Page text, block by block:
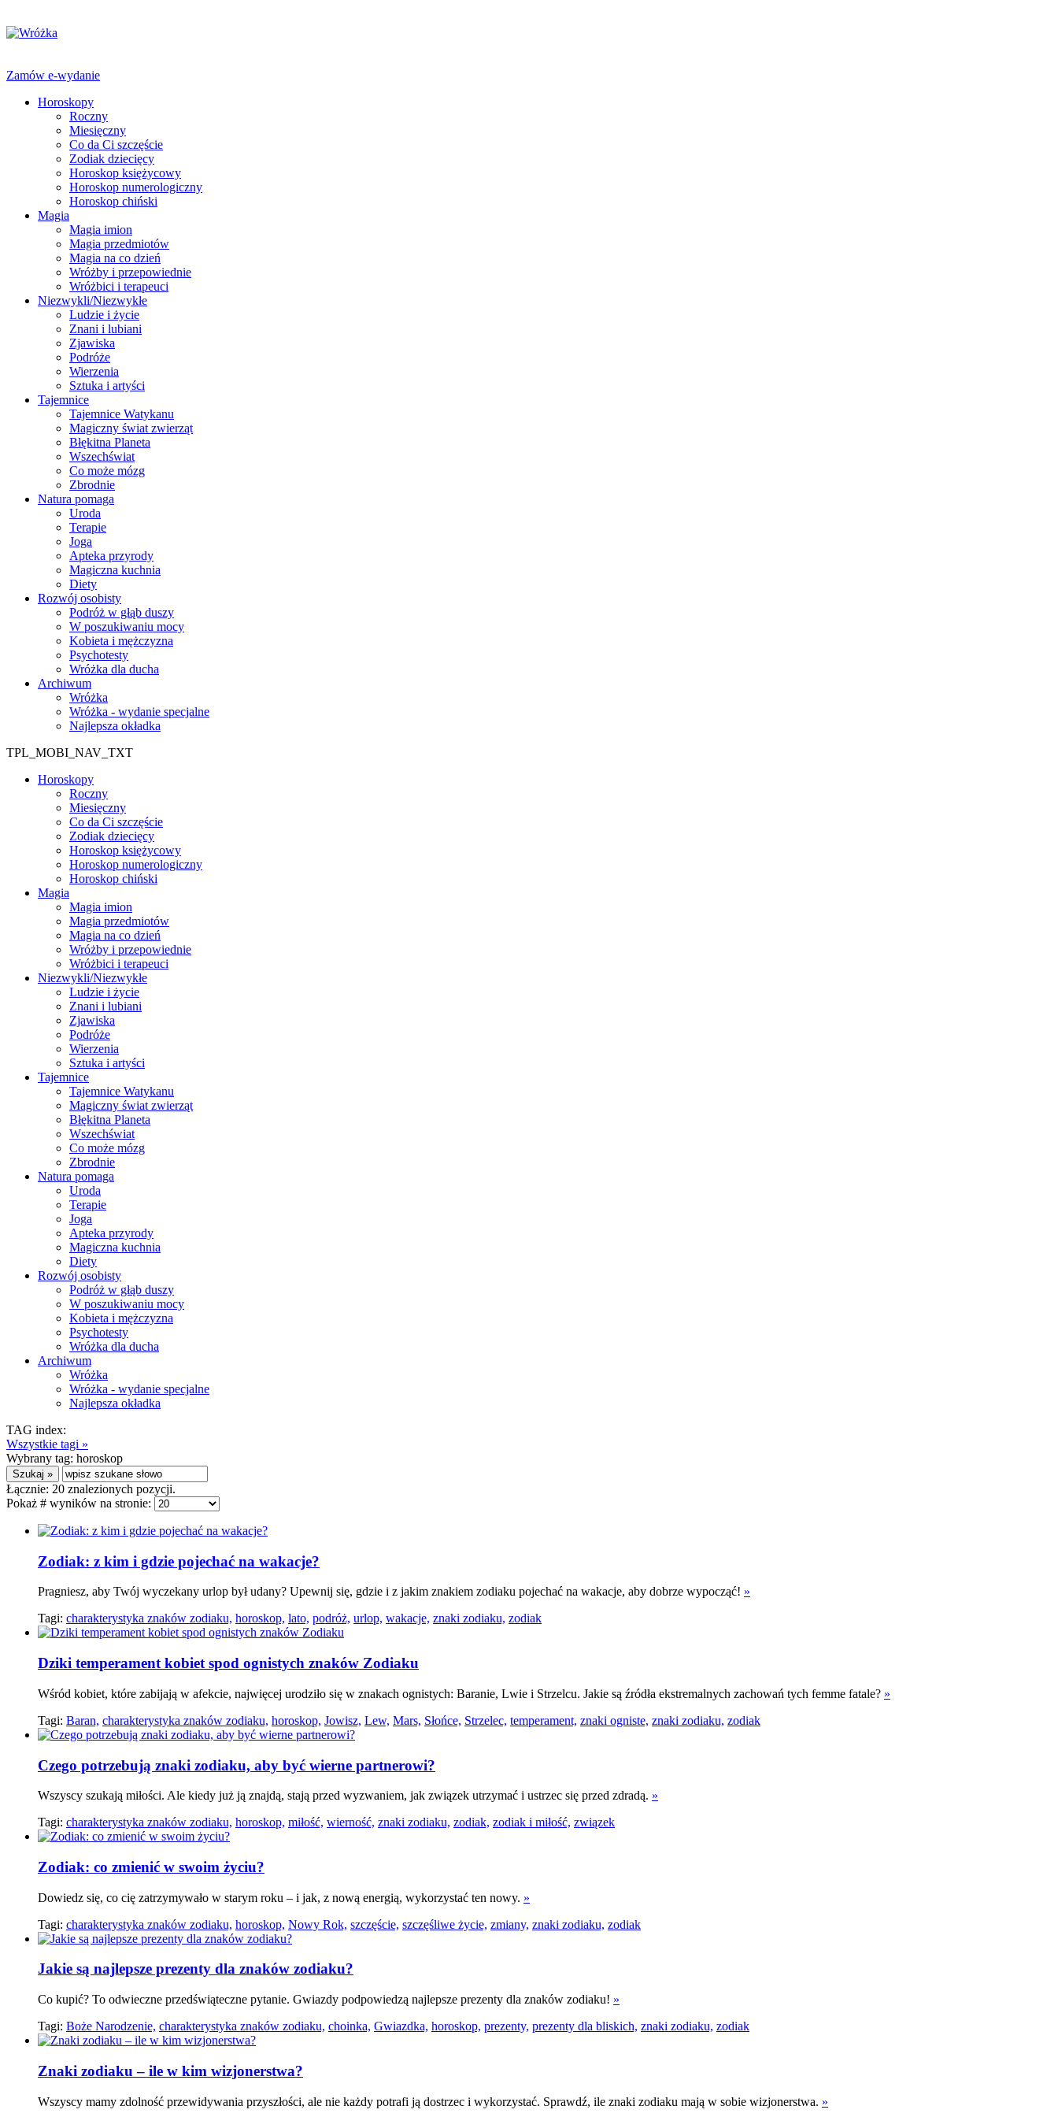
Zamów e-wydanie
Horoskopy
Roczny
Miesięczny
Co da Ci szczęście
Zodiak dziecięcy
Horoskop księżycowy
Horoskop numerologiczny
Horoskop chiński
Magia
Magia imion
Magia przedmiotów
Magia na co dzień
Wróżby i przepowiednie
Wróżbici i terapeuci
Niezwykli/Niezwykłe
Ludzie i życie
Znani i lubiani
Zjawiska
Podróże
Wierzenia
Sztuka i artyści
Tajemnice
Tajemnice Watykanu
Magiczny świat zwierząt
Błękitna Planeta
Wszechświat
Co może mózg
Zbrodnie
Natura pomaga
Uroda
Terapie
Joga
Apteka przyrody
Magiczna kuchnia
Diety
Rozwój osobisty
Podróż w głąb duszy
W poszukiwaniu mocy
Kobieta i mężczyzna
Psychotesty
Wróżka dla ducha
Archiwum
Wróżka
Wróżka - wydanie specjalne
Najlepsza okładka
TPL_MOBI_NAV_TXT
Horoskopy
Roczny
Miesięczny
Co da Ci szczęście
Zodiak dziecięcy
Horoskop księżycowy
Horoskop numerologiczny
Horoskop chiński
Magia
Magia imion
Magia przedmiotów
Magia na co dzień
Wróżby i przepowiednie
Wróżbici i terapeuci
Niezwykli/Niezwykłe
Ludzie i życie
Znani i lubiani
Zjawiska
Podróże
Wierzenia
Sztuka i artyści
Tajemnice
Tajemnice Watykanu
Magiczny świat zwierząt
Błękitna Planeta
Wszechświat
Co może mózg
Zbrodnie
Natura pomaga
Uroda
Terapie
Joga
Apteka przyrody
Magiczna kuchnia
Diety
Rozwój osobisty
Podróż w głąb duszy
W poszukiwaniu mocy
Kobieta i mężczyzna
Psychotesty
Wróżka dla ducha
Archiwum
Wróżka
Wróżka - wydanie specjalne
Najlepsza okładka
TAG index:
Wszystkie tagi »
Wybrany tag: horoskop
Łącznie: 20 znalezionych pozycji.
Pokaż # wyników na stronie:
Zodiak: z kim i gdzie pojechać na wakacje?
Pragniesz, aby Twój wyczekany urlop był udany? Upewnij się, gdzie i z jakim znakiem zodiaku pojechać na wakacje, aby dobrze wypocząć! »
Tagi: charakterystyka znaków zodiaku, horoskop, lato, podróż, urlop, wakacje, znaki zodiaku, zodiak
Dziki temperament kobiet spod ognistych znaków Zodiaku
Wśród kobiet, które zabijają w afekcie, najwięcej urodziło się w znakach ognistych: Baranie, Lwie i Strzelcu. Jakie są źródła ekstremalnych zachowań tych femme fatale? »
Tagi: Baran, charakterystyka znaków zodiaku, horoskop, Jowisz, Lew, Mars, Słońce, Strzelec, temperament, znaki ogniste, znaki zodiaku, zodiak
Czego potrzebują znaki zodiaku, aby być wierne partnerowi?
Wszyscy szukają miłości. Ale kiedy już ją znajdą, stają przed wyzwaniem, jak związek utrzymać i ustrzec się przed zdradą. »
Tagi: charakterystyka znaków zodiaku, horoskop, miłość, wierność, znaki zodiaku, zodiak, zodiak i miłość, związek
Zodiak: co zmienić w swoim życiu?
Dowiedz się, co cię zatrzymywało w starym roku – i jak, z nową energią, wykorzystać ten nowy. »
Tagi: charakterystyka znaków zodiaku, horoskop, Nowy Rok, szczęście, szczęśliwe życie, zmiany, znaki zodiaku, zodiak
Jakie są najlepsze prezenty dla znaków zodiaku?
Co kupić? To odwieczne przedświąteczne pytanie. Gwiazdy podpowiedzą najlepsze prezenty dla znaków zodiaku! »
Tagi: Boże Narodzenie, charakterystyka znaków zodiaku, choinka, Gwiazdka, horoskop, prezenty, prezenty dla bliskich, znaki zodiaku, zodiak
Znaki zodiaku – ile w kim wizjonerstwa?
Wszyscy mamy zdolność przewidywania przyszłości, ale nie każdy potrafi ją dostrzec i wykorzystać. Sprawdź, ile znaki zodiaku mają w sobie wizjonerstwa. »